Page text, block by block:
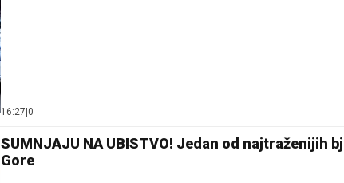
16:27 0
SUMNJAJU NA UBISTVO! Jedan od najtraženijih
Gore